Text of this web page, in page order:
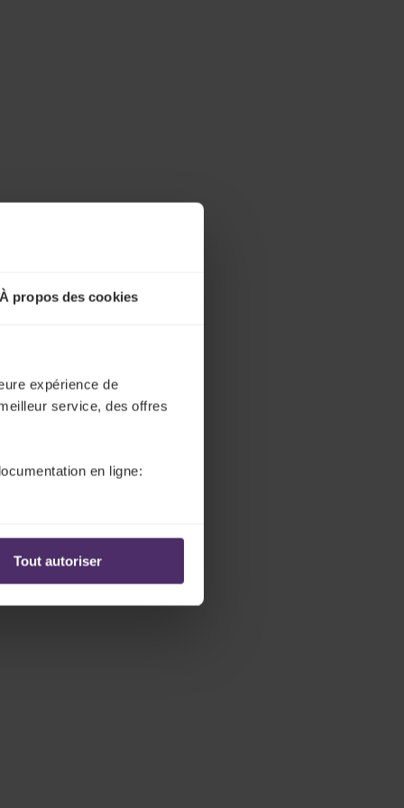
À propos des cookies
expérience de
service, des offres
en ligne:
Tout autoriser